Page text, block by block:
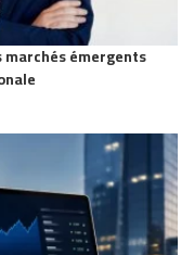
émergents